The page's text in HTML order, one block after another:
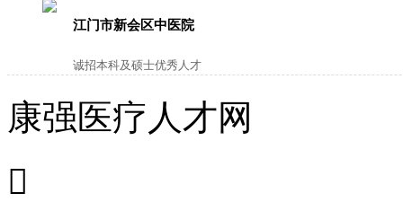
江门市新会区中医院
诚招本科及硕士优秀人才
康强医疗人才网
